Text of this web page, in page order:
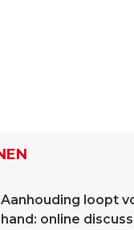
Aanhouding loopt
hand: online